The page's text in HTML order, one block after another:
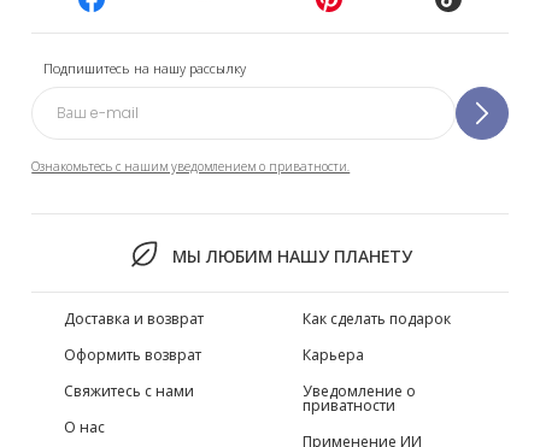
Подпишитесь на нашу рассылку
Ознакомьтесь с нашим уведомлением о приватности.
МЫ ЛЮБИМ НАШУ ПЛАНЕТУ
Доставка и возврат
Оформить возврат
Свяжитесь с нами
О нас
Как сделать подарок
Карьера
Уведомление о
приватности
Применение ИИ